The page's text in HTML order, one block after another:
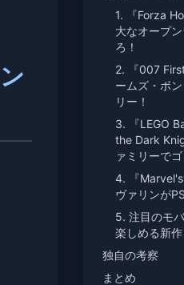
1. 『Forza
大なオープ
ろ！
2. 『007
ームズ・ボ
リー！
3. 『LEGO
the Dark
ァミリーで
4. 『
ヴァリンが
5. 注目のモ
楽しめる新作
独自の考察
まとめ